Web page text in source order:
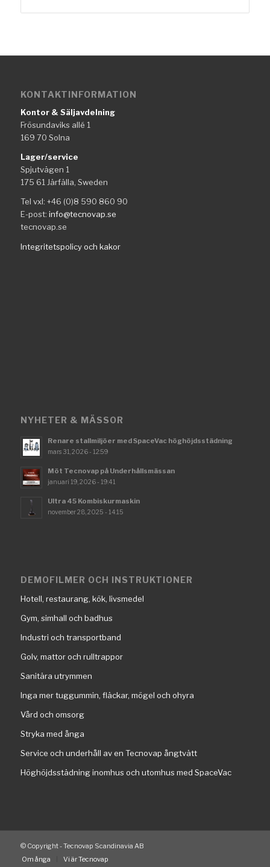
KONTAKTINFORMATION
Kontor & Säljavdelning
Frösundaviks allé 1
169 70 Solna
Lager/service
Spjutvägen 1
175 61 Järfälla, Sweden
Tel vxl: +46 (0)8 590 860 90
E-post: info@tecnovap.se
tecnovap.se
Integritetspolicy och kakor
NYHETER & MÄSSOR
Renare stallmiljöer med SpaceVac höghöjdsstädning
mars 31, 2026 - 12:59
Möt Tecnovap på Underhållsmässan
januari 19, 2026 - 19:41
Ultra 45 Kombiskurmaskin
november 28, 2025 - 14:15
DEMOFILMER OCH INSTRUKTIONER
Hotell, restaurang, kök, livsmedel
Gym, simhall och badhus
Industri och transportband
Golv, mattor och rulltrappor
Sanitära utrymmen
Inga mer tuggummin, fläckar, mögel och ohyra
Vård och omsorg
Stryka med ånga
Service och underhåll av en Tecnovap ångtvätt
Höghöjdsstädning inomhus och utomhus med SpaceVac
© Copyright - Tecnovap Scandinavia AB
Om ånga
Vi är Tecnovap